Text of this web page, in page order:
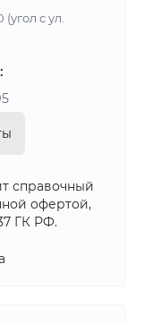
с ул.
справочный
офертой,
ГК РФ.